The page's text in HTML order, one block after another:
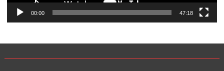
00:00 47:18